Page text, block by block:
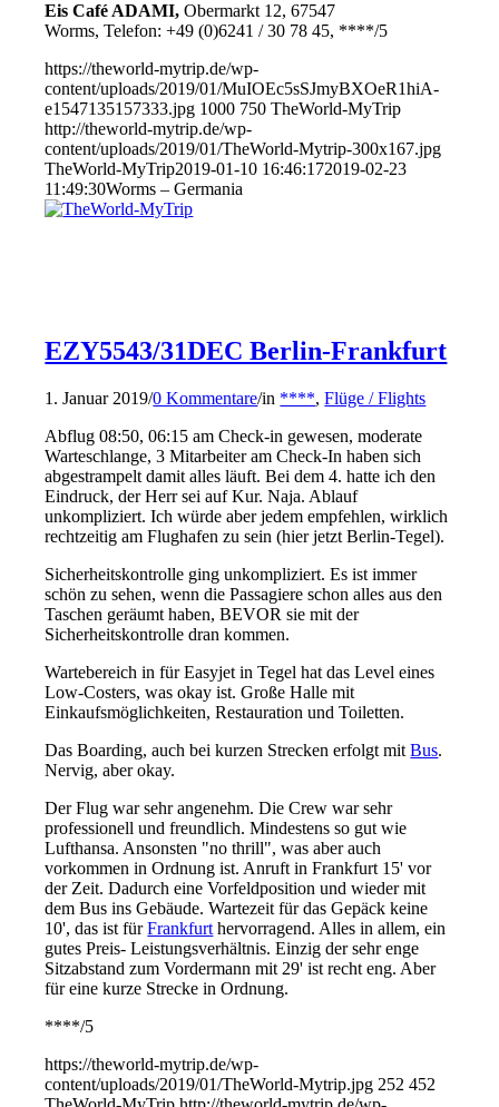
Eis Café ADAMI,Obermarkt 12, 67547
Worms, Telefon: +49 (0)6241 / 30 78 45, ****/5
https://theworld-mytrip.de/wp-
content/uploads/2019/01/MuIOEc5sSJmyBXOeR1hiA-
e1547135157333.jpg 1000 750 TheWorld-MyTrip
http://theworld-mytrip.de/wp-
content/uploads/2019/01/TheWorld-Mytrip-300x167.jpg
TheWorld-MyTrip2019-01-10 16:46:172019-02-23
11:49:30Worms – Germania
EZY5543/31DEC Berlin-Frankfurt
1. Januar 2019/0 Kommentare/in ****,Flüge / Flights
Abflug 08:50, 06:15 am Check-in gewesen, moderate
Warteschlange, 3 Mitarbeiter am Check-In haben sich
abgestrampelt damit alles läuft. Bei dem 4. hatte ich den
Eindruck, der Herr sei auf Kur. Naja. Ablauf
unkompliziert. Ich würde aber jedem empfehlen, wirklich
rechtzeitig am Flughafen zu sein (hier jetzt Berlin-Tegel).
Sicherheitskontrolle ging unkompliziert. Es ist immer
schön zu sehen, wenn die Passagiere schon alles aus den
Taschen geräumt haben, BEVOR sie mit der
Sicherheitskontrolle dran kommen.
Wartebereich in für Easyjet in Tegel hat das Level eines
Low-Costers, was okay ist. Große Halle mit
Einkaufsmöglichkeiten, Restauration und Toiletten.
Das Boarding, auch bei kurzen Strecken erfolgt mitBus.
Nervig, aber okay.
Der Flug war sehr angenehm. Die Crew war sehr
professionell und freundlich. Mindestens so gut wie
Lufthansa. Ansonsten "no thrill", was aber auch
vorkommen in Ordnung ist. Anruft in Frankfurt 15' vor
der Zeit. Dadurch eine Vorfeldposition und wieder mit
dem Bus ins Gebäude. Wartezeit für das Gepäck keine
10', das ist fürFrankfurt hervorragend. Alles in allem, ein
gutes Preis- Leistungsverhältnis. Einzig der sehr enge
Sitzabstand zum Vordermann mit 29' ist recht eng. Aber
für eine kurze Strecke in Ordnung.
****/5
https://theworld-mytrip.de/wp-
content/uploads/2019/01/TheWorld-Mytrip.jpg 252 452